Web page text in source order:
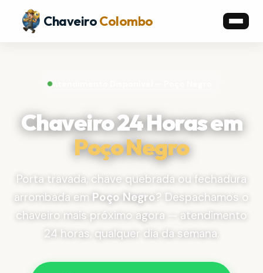
ChaveiroColombo
Atendimento Disponível — Poço Negro
Chaveiro 24 Horas em
Poço Negro
Porta travada, chave quebrada ou fechadura
arrombada em Poço Negro? Despachamos o
chaveiro mais próximo agora — atendimento
24 horas, qualquer dia da semana.